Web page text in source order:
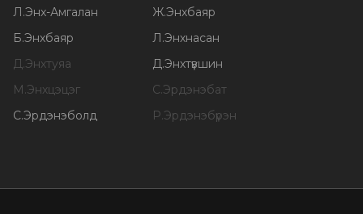
Л.Энх-Амгалан Ж.Энхбаяр
Б.Энхбаяр Л.Энхнасан
Д.Энхтуяа Д.Энхтүвшин
М.Энхцэцэг С.Эрдэнэбат
С.Эрдэнэболд Р.Эрдэнэбүрэн